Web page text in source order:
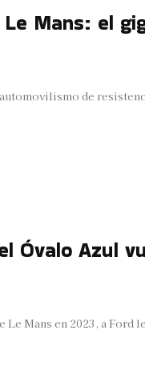
Mans: el
de
Óvalo Azul
Mans en 2023, a Ford